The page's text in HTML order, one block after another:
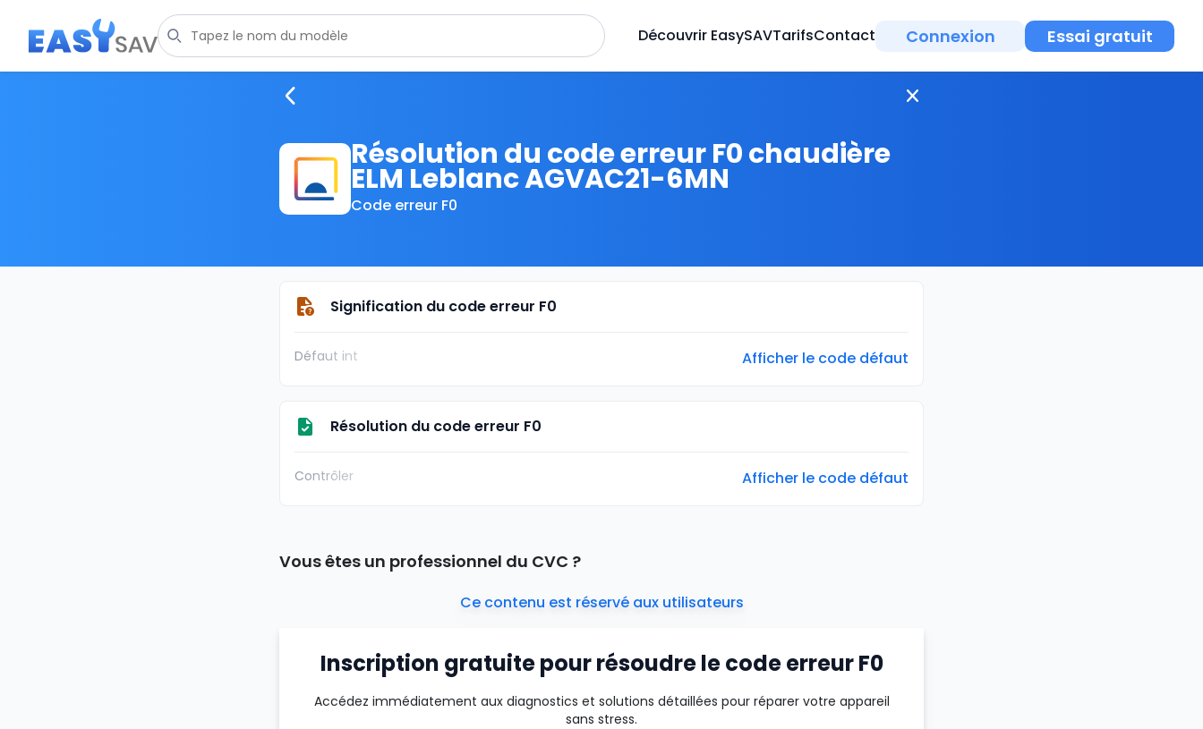
Découvrir EasySAVTarifsContact Connexion Essai gratuit
Résolution du code erreur F0 chaudière
ELM Leblanc AGVAC21-6MN
Code erreur F0
Signification du code erreur F0
Défaut int Afficher le code défaut
Résolution du code erreur F0
Contrôler Afficher le code défaut
Vous êtes un professionnel du CVC ?
Ce contenu est réservé aux utilisateurs
Inscription gratuite pour résoudre le code erreur F0
Accédez immédiatement aux diagnostics et solutions détaillées pour réparer votre appareil
sans stress.